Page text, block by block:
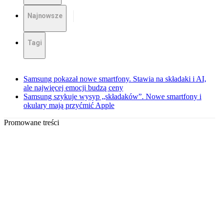
Najnowsze
Tagi
Samsung pokazał nowe smartfony. Stawia na składaki i AI,
ale najwięcej emocji budzą ceny
Samsung szykuje wysyp „składaków”. Nowe smartfony i
okulary mają przyćmić Apple
Promowane treści